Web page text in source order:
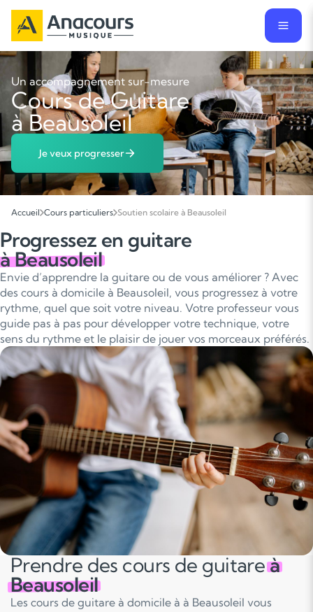
Un accompagnement sur-mesure
Cours de Guitare
à Beausoleil
Je veux progresser
Accueil Cours particuliers Soutien scolaire à Beausoleil
Progressez en guitare
à Beausoleil
Envie d’apprendre la guitare ou de vous améliorer ? Avec
des cours à domicile à Beausoleil, vous progressez à votre
rythme, quel que soit votre niveau. Votre professeur vous
guide pas à pas pour développer votre technique, votre
sens du rythme et le plaisir de jouer vos morceaux préférés.
Prendre des cours de guitareà
Beausoleil
Les cours de guitare à domicile à à Beausoleil vous